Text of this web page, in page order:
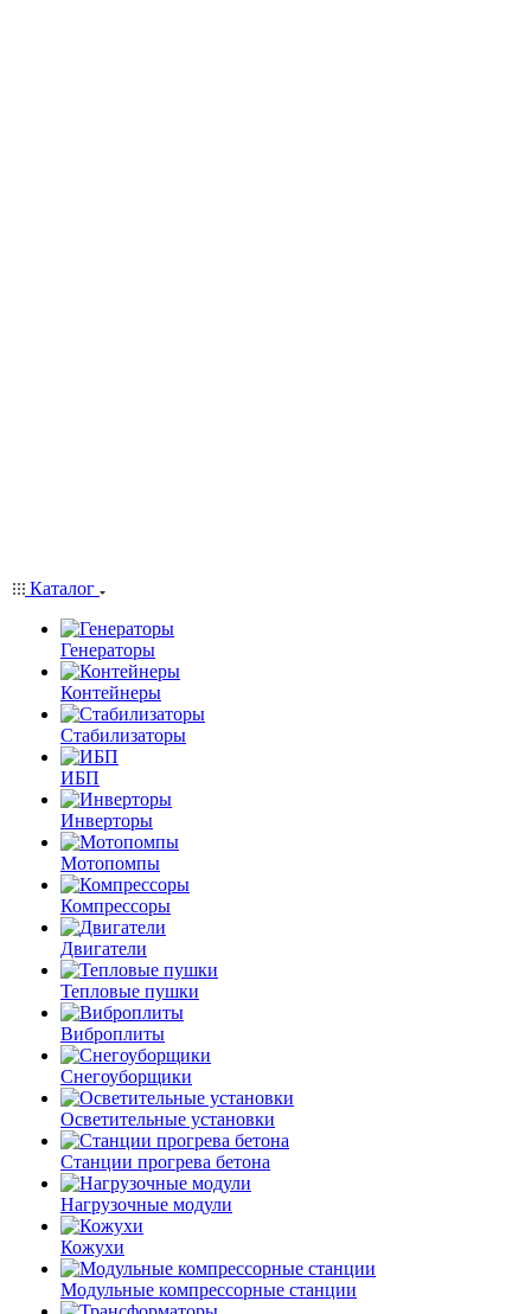
Каталог
Генераторы
Контейнеры
Стабилизаторы
ИБП
Инверторы
Мотопомпы
Компрессоры
Двигатели
Тепловые пушки
Виброплиты
Снегоуборщики
Осветительные установки
Станции прогрева бетона
Нагрузочные модули
Кожухи
Модульные компрессорные станции